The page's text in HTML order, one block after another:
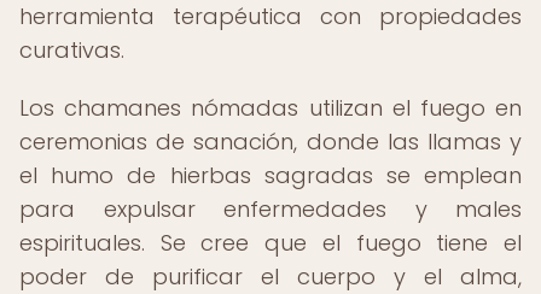
herramienta terapéutica con propiedades
curativas.
Los chamanes nómadas utilizan el fuego en
ceremonias de sanación, donde las llamas y
el humo de hierbas sagradas se emplean
para expulsar enfermedades y males
espirituales. Se cree que el fuego tiene el
poder de purificar el cuerpo y el alma,